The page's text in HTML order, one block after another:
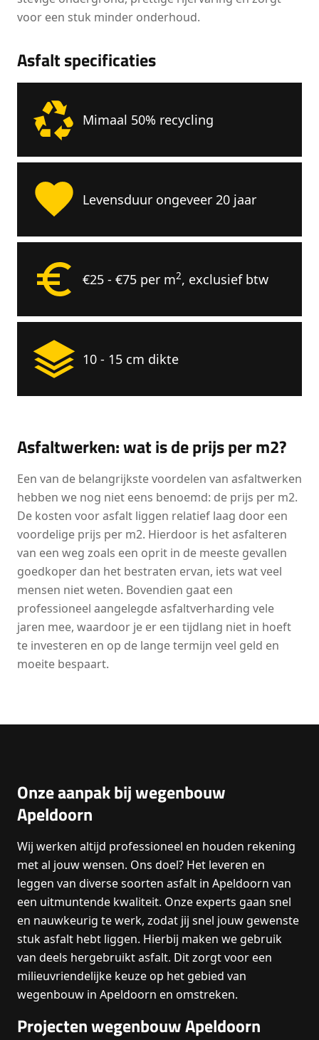
voor een stuk minder onderhoud.
Asfalt specificaties
Mimaal 50% recycling
Levensduur ongeveer 20 jaar
€25 - €75 per m2, exclusief btw
10 - 15 cm dikte
Asfaltwerken: wat is de prijs per m2?
Een van de belangrijkste voordelen van asfaltwerken
hebben we nog niet eens benoemd: de prijs per m2.
De kosten voor asfalt liggen relatief laag door een
voordelige prijs per m2. Hierdoor is het asfalteren
van een weg zoals een oprit in de meeste gevallen
goedkoper dan het bestraten ervan, iets wat veel
mensen niet weten. Bovendien gaat een
professioneel aangelegde asfaltverharding vele
jaren mee, waardoor je er een tijdlang niet in hoeft
te investeren en op de lange termijn veel geld en
moeite bespaart.
Onze aanpak bij wegenbouw
Apeldoorn
Wij werken altijd professioneel en houden rekening
met al jouw wensen. Ons doel? Het leveren en
leggen van diverse soorten asfalt in Apeldoorn van
een uitmuntende kwaliteit. Onze experts gaan snel
en nauwkeurig te werk, zodat jij snel jouw gewenste
stuk asfalt hebt liggen. Hierbij maken we gebruik
van deels hergebruikt asfalt. Dit zorgt voor een
milieuvriendelijke keuze op het gebied van
wegenbouw in Apeldoorn en omstreken.
Projecten wegenbouw Apeldoorn